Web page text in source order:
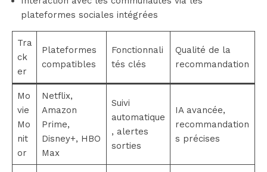
plateformes sociales intégrées
Tra
ck
er
Plateformes
compatibles
Fonctionnali
tés clés
Qualité de la
recommandation
Mo
vie
Mo
nit
or
Netflix,
Amazon
Prime,
Disney+, HBO
Max
Suivi
automatique
, alertes
sorties
IA avancée,
recommandation
s précises